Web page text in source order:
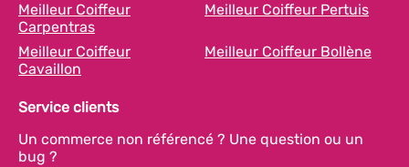
Meilleur Coiffeur
Carpentras
Meilleur Coiffeur Pertuis
Meilleur Coiffeur
Cavaillon
Meilleur Coiffeur Bollène
Service clients
Un commerce non référencé ? Une question ou un
bug ?